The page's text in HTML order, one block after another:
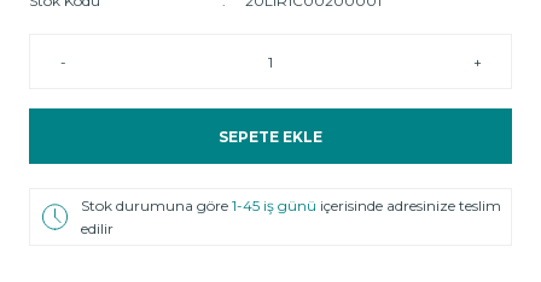
- +
SEPETE EKLE
Stok durumuna göre1-45 iş günü içerisinde adresinize teslim
edilir